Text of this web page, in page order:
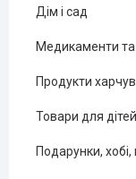
Дім і сад
Медикаменти
Продукти
Товари для дітей
Подарунки, хобі,